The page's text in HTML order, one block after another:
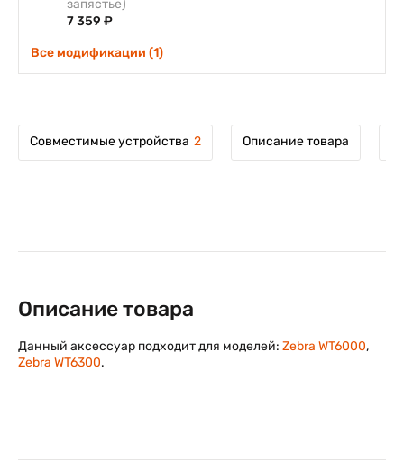
запястье)
7 359 ₽
Все модификации (1)
Совместимые устройства 2 Описание товара
Описание товара
Данный аксессуар подходит для моделей: Zebra WT6000,
Zebra WT6300.